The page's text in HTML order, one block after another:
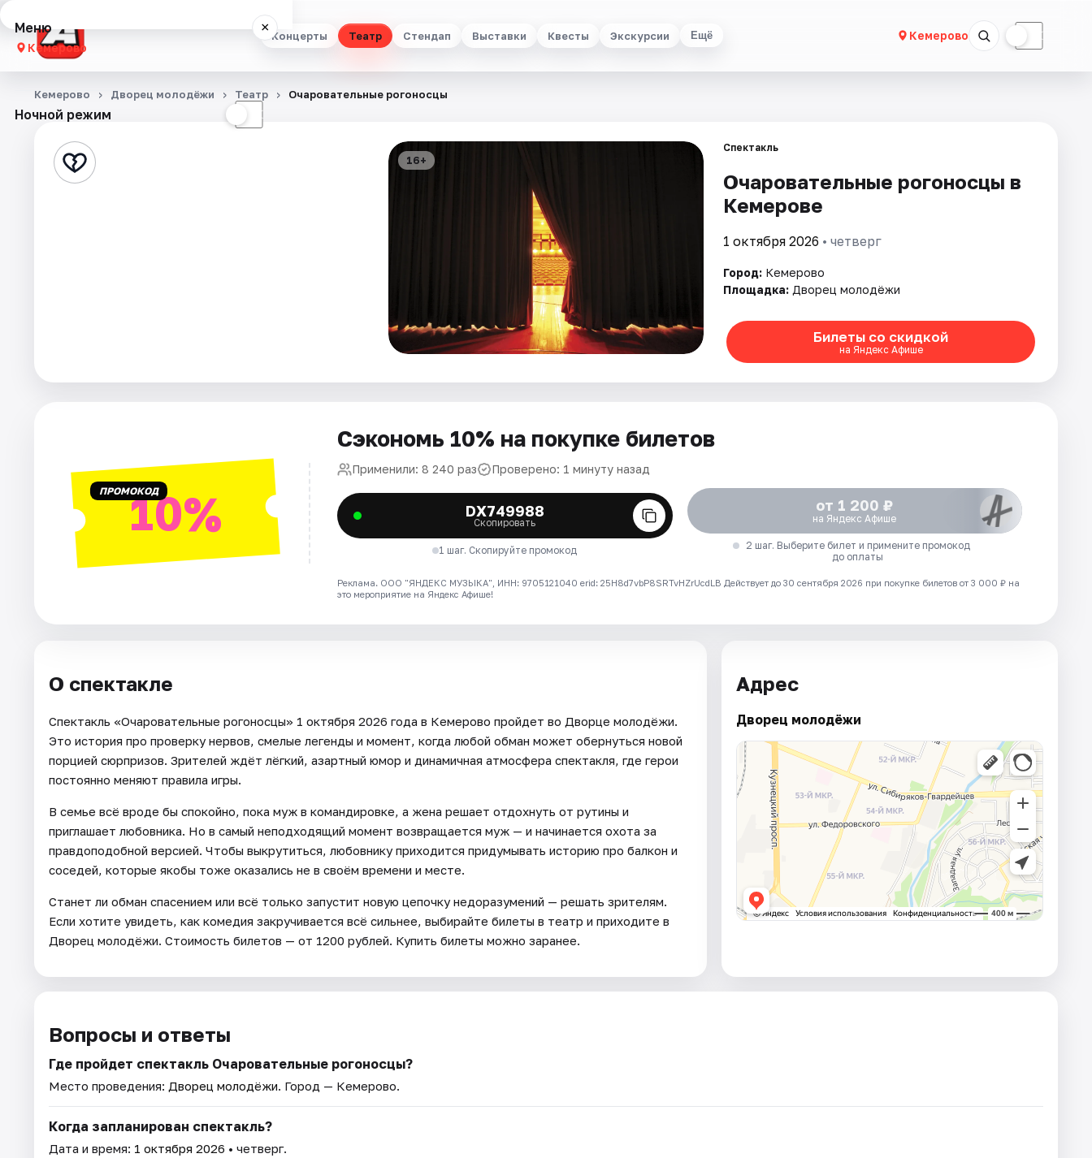
Концерты Театр Стендап Выставки Квесты Экскурсии Ещё Кемерово ☾
Меню ×
Кемерово
Концерты
Стендап
Рейтинги
Ночной режим ☾
Кемерово Дворец молодёжи Театр Очаровательные рогоносцы
16+
Спектакль
Очаровательные рогоносцы в
Кемерове
1 октября 2026 • четверг
Город: Кемерово
Площадка: Дворец молодёжи
Билеты со скидкой
на Яндекс Афише
ПРОМОКОД10%
Сэкономь 10% на покупке билетов
Применили: 8 240 раз Проверено: 1 минуту назад
DX749988
Скопировать
1 шаг. Скопируйте промокод
от 1 200 ₽
на Яндекс Афише
2 шаг. Выберите билет и примените промокод
до оплаты
Реклама. ООО "ЯНДЕКС МУЗЫКА", ИНН: 9705121040 erid: 25H8d7vbP8SRTvHZrUcdLB Действует до 30 сентября 2026 при покупке билетов от 3 000 ₽ на
это мероприятие на Яндекс Афише!
О спектакле
Спектакль «Очаровательные рогоносцы» 1 октября 2026 года в Кемерово пройдет во Дворце молодёжи.
Это история про проверку нервов, смелые легенды и момент, когда любой обман может обернуться новой
порцией сюрпризов. Зрителей ждёт лёгкий, азартный юмор и динамичная атмосфера спектакля, где герои
постоянно меняют правила игры.
В семье всё вроде бы спокойно, пока муж в командировке, а жена решает отдохнуть от рутины и
приглашает любовника. Но в самый неподходящий момент возвращается муж — и начинается охота за
правдоподобной версией. Чтобы выкрутиться, любовнику приходится придумывать историю про балкон и
соседей, которые якобы тоже оказались не в своём времени и месте.
Станет ли обман спасением или всё только запустит новую цепочку недоразумений — решать зрителям.
Если хотите увидеть, как комедия закручивается всё сильнее, выбирайте билеты в театр и приходите в
Дворец молодёжи. Стоимость билетов — от 1200 рублей. Купить билеты можно заранее.
Адрес
Дворец молодёжи
Вопросы и ответы
Где пройдет спектакль Очаровательные рогоносцы?
Место проведения: Дворец молодёжи. Город — Кемерово.
Когда запланирован спектакль?
Дата и время: 1 октября 2026 • четверг.